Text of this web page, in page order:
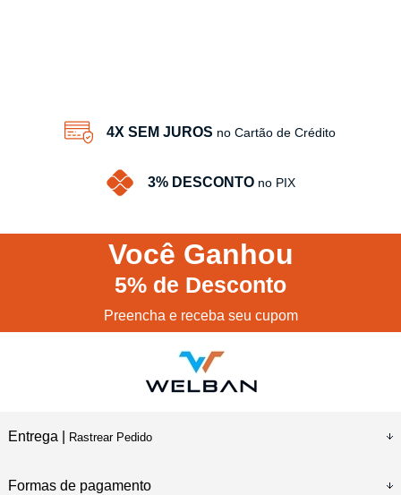
4X SEM JUROS no Cartão de Crédito
3% DESCONTO no PIX
Você Ganhou
5% de Desconto
Preencha e receba seu cupom
Entrega | Rastrear Pedido
Formas de pagamento